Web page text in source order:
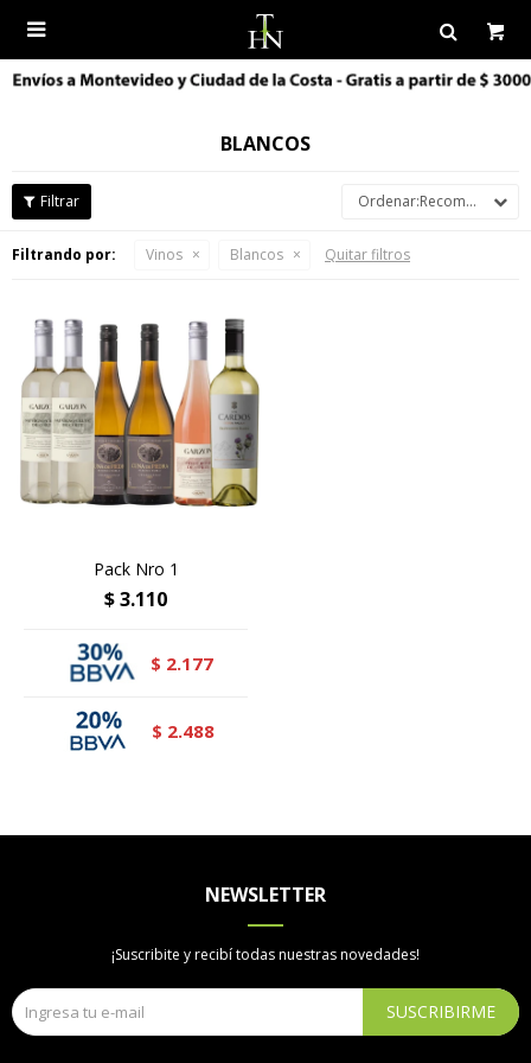

BLANCOS
Recomendados
Filtrando por: Vinos Blancos Quitar filtros
Pack Nro 1
$3.110
$ 2.177
$ 2.488
NEWSLETTER
¡Suscribite y recibí todas nuestras novedades!
SUSCRIBIRME